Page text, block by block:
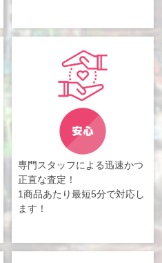
専門スタッフによる迅速かつ
正直な査定！
1商品あたり最短5分で対応し
ます！